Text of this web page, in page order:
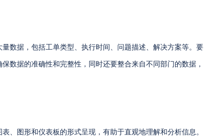
数据，包括工单类型、执行时间、问题描述、解决方案等。要
数据的准确性和完整性，同时还要整合来自不同部门的数据，
、图形和仪表板的形式呈现，有助于直观地理解和分析信息。